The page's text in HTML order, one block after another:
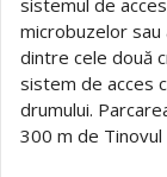
microbuzelor sau
dintre cele două
sistem de acces
drumului.
300 m de Tinovul